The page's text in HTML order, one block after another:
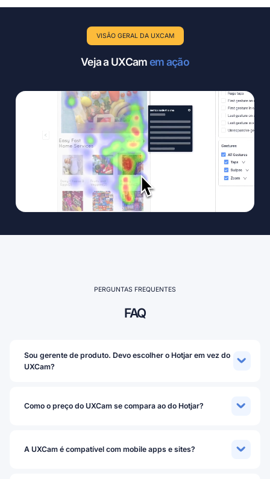
VISÃO GERAL DA UXCAM
Veja a UXCam em ação
PERGUNTAS FREQUENTES
FAQ
Sou gerente de produto. Devo escolher o Hotjar em vez do
UXCam?
Como o preço do UXCam se compara ao do Hotjar?
A UXCam é compatível com mobile apps e sites?